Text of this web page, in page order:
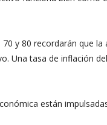
y 80 recordarán que
Una tasa de inflación
están